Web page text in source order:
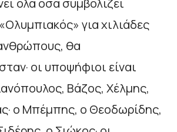
όλα όσα συµβολίζει
για χιλιάδες
θα
οι υποψήφιοι είναι
Βάζος, Χέλµης,
ο Μπέµπης, ο Θεοδωρίδης,